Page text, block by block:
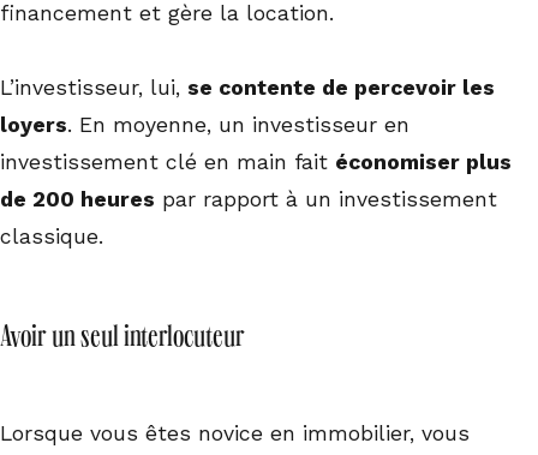
financement et gère la location.
L’investisseur, lui, se contente de percevoir les
loyers. En moyenne, un investisseur en
investissement clé en main fait économiser plus
de 200 heures par rapport à un investissement
classique.
Avoir un seul interlocuteur
Lorsque vous êtes novice en immobilier, vous